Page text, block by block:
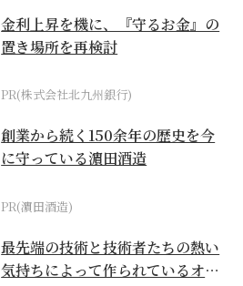
金利上昇を機に、『守るお金』の
置き場所を再検討
PR(株式会社北九州銀行)
創業から続く150余年の歴史を今
に守っている濵田酒造
PR(濵田酒造)
最先端の技術と技術者たちの熱い
気持ちによって作られているオー